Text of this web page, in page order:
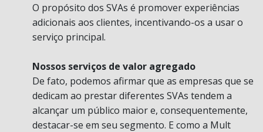
O propósito dos SVAs é promover experiências
adicionais aos clientes, incentivando-os a usar o
serviço principal.
Nossos serviços de valor agregado
De fato, podemos afirmar que as empresas que se
dedicam ao prestar diferentes SVAs tendem a
alcançar um público maior e, consequentemente,
destacar-se em seu segmento. E como a Mult